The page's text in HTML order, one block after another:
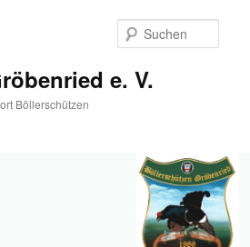
e. V.
Böllerschützen